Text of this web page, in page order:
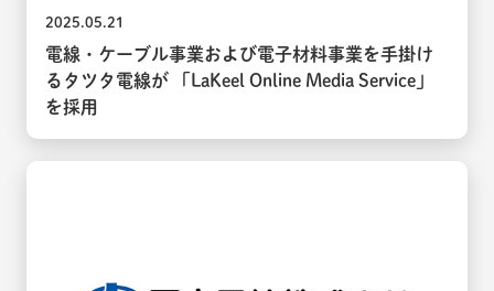
2025.05.21
電線・ケーブル事業および電子材料事業を手掛け
るタツタ電線が 「LaKeel Online Media Service」
を採用